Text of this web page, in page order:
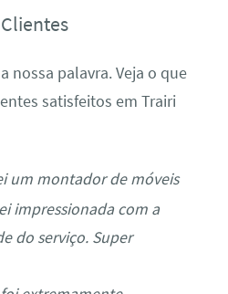
nossa palavra. Veja o que
satisfeitos em Trairi
um montador de móveis
impressionada com a
do serviço. Super